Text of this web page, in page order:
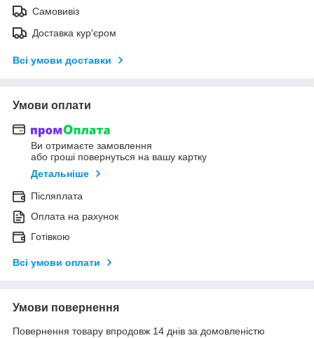
Самовивіз
Доставка кур'єром
Всі умови доставки
Умови оплати
Ви отримаєте замовлення
або гроші повернуться на вашу картку
Детальніше
Післяплата
Оплата на рахунок
Готівкою
Всі умови оплати
Умови повернення
Повернення товару впродовж 14 днів за домовленістю